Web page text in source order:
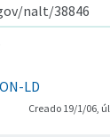
nalt/38846
LD
Creado 19/1/06,